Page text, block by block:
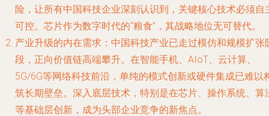
险，让所有中国科技企业深刻认识到，关键核心技术必须自
可控。芯片作为数字时代的“粮食”，其战略地位无可替代。
产业升级的内在需求：中国科技产业已走过模仿和规模扩张
段，正向价值链高端攀升。在智能手机、AIoT、云计算、
5G/6G等网络科技前沿，单纯的模式创新或硬件集成已难以
筑长期壁垒。深入底层技术，特别是在芯片、操作系统、算
等基础层创新，成为头部企业竞争的新焦点。